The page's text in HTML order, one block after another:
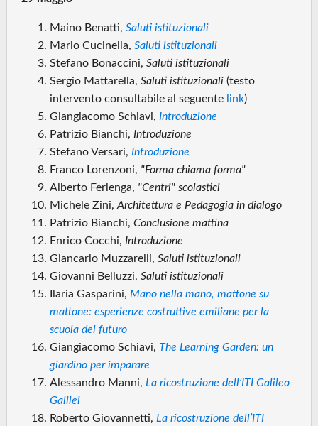
Maino Benatti,Saluti istituzionali
Mario Cucinella,Saluti istituzionali
Stefano Bonaccini,Saluti istituzionali
Sergio Mattarella,Saluti istituzionali(testo
intervento consultabile al seguente link)
Giangiacomo Schiavi, Introduzione
Patrizio Bianchi, Introduzione
Stefano Versari, Introduzione
Franco Lorenzoni, "Forma chiama forma"
Alberto Ferlenga, "Centri" scolastici
Michele Zini,Architettura e Pedagogia in dialogo
Patrizio Bianchi,Conclusione mattina
Enrico Cocchi, Introduzione
Giancarlo Muzzarelli,Saluti istituzionali
Giovanni Belluzzi,Saluti istituzionali
Ilaria Gasparini, Mano nella mano, mattone su
mattone: esperienze costruttive emiliane per la
scuola del futuro
Giangiacomo Schiavi, The Learning Garden: un
giardino per imparare
Alessandro Manni, La ricostruzione dell’ITI Galileo
Galilei
Roberto Giovannetti, La ricostruzione dell’ITI